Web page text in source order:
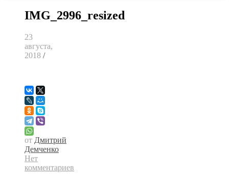
IMG_2996_resized
23
августа,
2018 /
от Дмитрий
Демченко
Нет
комментариев